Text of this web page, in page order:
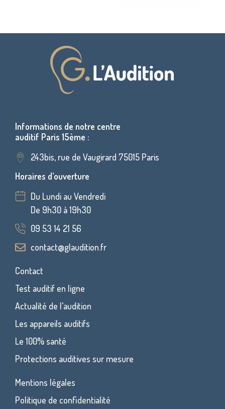
Informations de notre centre
auditif Paris 15ème :
243bis, rue de Vaugirard 75015 Paris
Horaires d’ouverture
Du Lundi au Vendredi
De 9h30 à 19h30
09 53 14 21 56
contact@glaudition.fr
Contact
Test auditif en ligne
Actualité de l’audition
Les appareils auditifs
Le 100% santé
Protections auditives sur mesure
Mentions légales
Politique de confidentialité